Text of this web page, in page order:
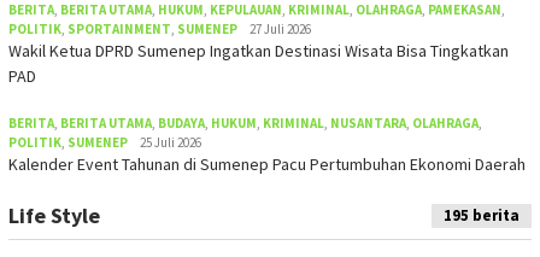
BERITA, BERITA UTAMA, HUKUM, KEPULAUAN, KRIMINAL, OLAHRAGA, PAMEKASAN,
POLITIK, SPORTAINMENT, SUMENEP 27 Juli 2026
Wakil Ketua DPRD Sumenep Ingatkan Destinasi Wisata Bisa Tingkatkan
PAD
BERITA, BERITA UTAMA, BUDAYA, HUKUM, KRIMINAL, NUSANTARA, OLAHRAGA,
POLITIK, SUMENEP 25 Juli 2026
Kalender Event Tahunan di Sumenep Pacu Pertumbuhan Ekonomi Daerah
Life Style 195 berita